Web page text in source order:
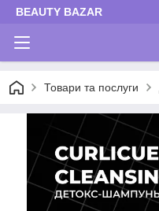
BEAUTY BAZAR
Товари та послуги